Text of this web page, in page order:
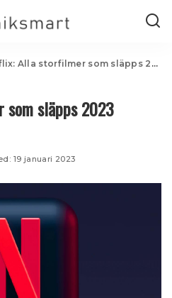
Alla storfilmer som släpps 2023 (trailer)
släpps 2023
19 januari 2023